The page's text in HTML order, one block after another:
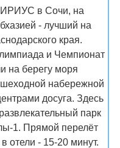
в Сочи, на
- лучший на
края.
и Чемпионат
на берегу моря
набережной
досуга. Здесь
парк
1. Прямой перелёт
отели - 15-20 минут.